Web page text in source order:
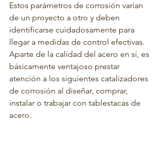
Estos parámetros de corrosión varían
de un proyecto a otro y deben
identificarse cuidadosamente para
llegar a medidas de control efectivas.
Aparte de la calidad del acero en sí, es
básicamente ventajoso prestar
atención a los siguientes catalizadores
de corrosión al diseñar, comprar,
instalar o trabajar con tablestacas de
acero.